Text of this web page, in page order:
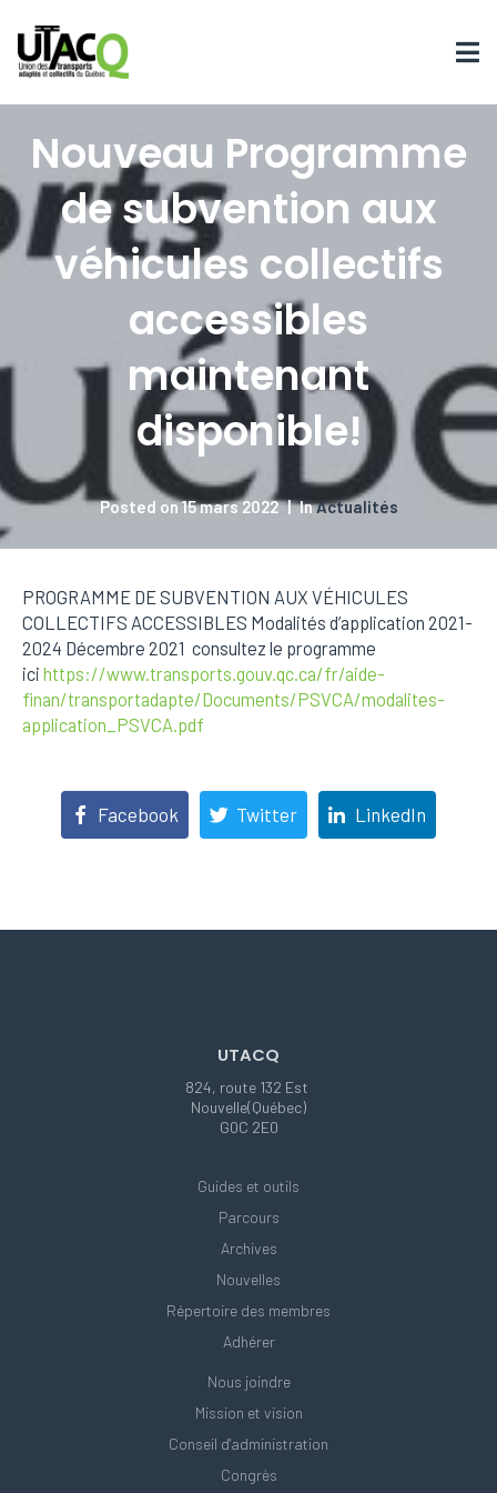
Nouveau Programme
de subvention aux
véhicules collectifs
accessibles
maintenant
disponible!
Posted on15 mars 2022 InActualités
PROGRAMME DE SUBVENTION AUX VÉHICULES
COLLECTIFS ACCESSIBLES Modalités d’application 2021-
2024 Décembre 2021 consultez le programme
ici https://www.transports.gouv.qc.ca/fr/aide-
finan/transportadapte/Documents/PSVCA/modalites-
application_PSVCA.pdf
Facebook Twitter LinkedIn
UTACQ
824, route 132 Est
Nouvelle(Québec)
G0C 2E0
Guides et outils
Parcours
Archives
Nouvelles
Répertoire des membres
Adhérer
Nous joindre
Mission et vision
Conseil d'administration
Congrès